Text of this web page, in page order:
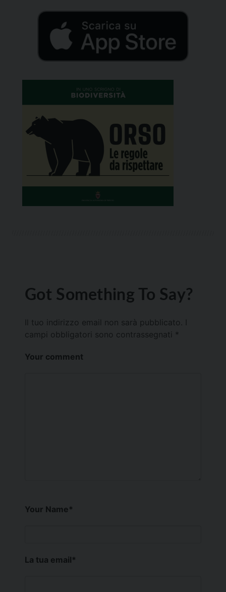
Got Something To Say?
Il tuo indirizzo email non sarà pubblicato.
campi obbligatori sono contrassegnati *
Your comment
Your Name*
La tua email*